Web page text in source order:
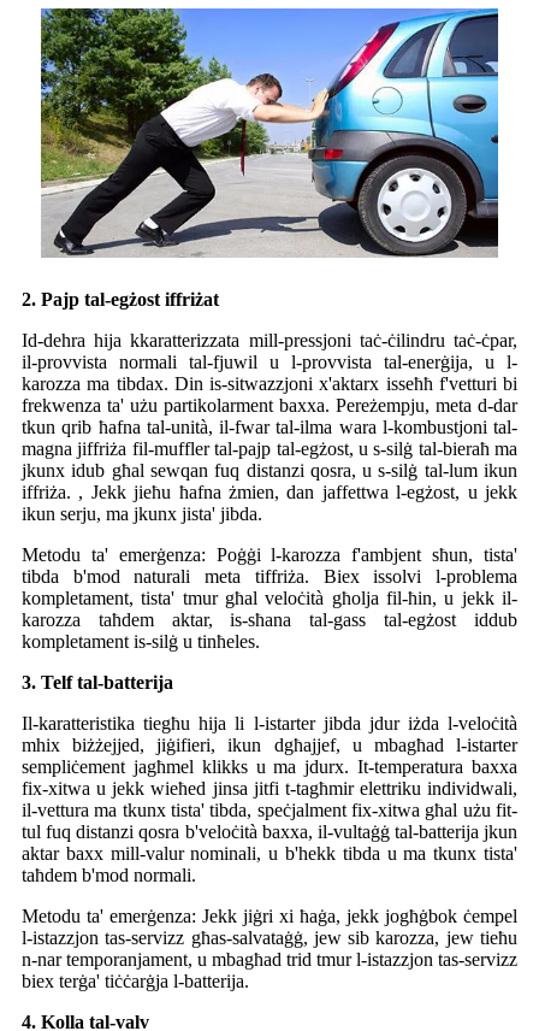
2. Pajp tal-egżost iffriżat
Id-dehra hija kkaratterizzata mill-pressjoni taċ-ċilindru taċ-ċpar,
il-provvista normali tal-fjuwil u l-provvista tal-enerġija, u l-
karozza ma tibdax. Din is-sitwazzjoni x'aktarx isseħħ f'vetturi bi
frekwenza ta' użu partikolarment baxxa. Pereżempju, meta d-dar
tkun qrib ħafna tal-unità, il-fwar tal-ilma wara l-kombustjoni tal-
magna jiffriża fil-muffler tal-pajp tal-egżost, u s-silġ tal-bieraħ ma
jkunx idub għal sewqan fuq distanzi qosra, u s-silġ tal-lum ikun
iffriża. , Jekk jieħu ħafna żmien, dan jaffettwa l-egżost, u jekk
ikun serju, ma jkunx jista' jibda.
Metodu ta' emerġenza: Poġġi l-karozza f'ambjent sħun, tista'
tibda b'mod naturali meta tiffriża. Biex issolvi l-problema
kompletament, tista' tmur għal veloċità għolja fil-ħin, u jekk il-
karozza taħdem aktar, is-sħana tal-gass tal-egżost iddub
kompletament is-silġ u tinħeles.
3. Telf tal-batterija
Il-karatteristika tiegħu hija li l-istarter jibda jdur iżda l-veloċità
mhix biżżejjed, jiġifieri, ikun dgħajjef, u mbagħad l-istarter
sempliċement jagħmel klikks u ma jdurx. It-temperatura baxxa
fix-xitwa u jekk wieħed jinsa jitfi t-tagħmir elettriku individwali,
il-vettura ma tkunx tista' tibda, speċjalment fix-xitwa għal użu fit-
tul fuq distanzi qosra b'veloċità baxxa, il-vultaġġ tal-batterija jkun
aktar baxx mill-valur nominali, u b'hekk tibda u ma tkunx tista'
taħdem b'mod normali.
Metodu ta' emerġenza: Jekk jiġri xi ħaġa, jekk jogħġbok ċempel
l-istazzjon tas-servizz għas-salvataġġ, jew sib karozza, jew tieħu
n-nar temporanjament, u mbagħad trid tmur l-istazzjon tas-servizz
biex terġa' tiċċarġja l-batterija.
4. Kolla tal-valv